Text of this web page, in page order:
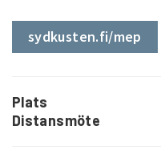
sydkusten.fi/mep
Plats
Distansmöte